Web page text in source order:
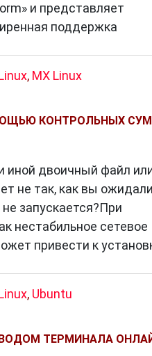
и представляет
поддержка
, MX Linux
КОНТРОЛЬНЫХ
иной двоичный файл
не так, как вы
запускается?При
нестабильное сетевое
привести к
, Ubuntu
ТЕРМИНАЛА